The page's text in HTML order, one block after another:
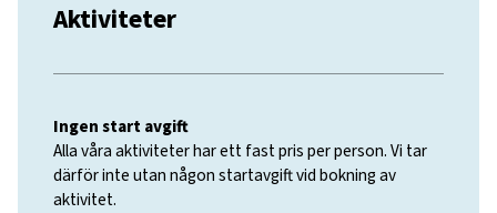
Aktiviteter
Ingen start avgift
Alla våra aktiviteter har ett fast pris per person. Vi tar
därför inte utan någon startavgift vid bokning av
aktivitet.